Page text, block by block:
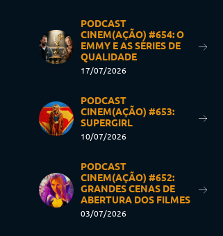
PODCAST
CINEM(AÇÃO) #654: O
EMMY E AS SÉRIES DE
QUALIDADE
17/07/2026
PODCAST
CINEM(AÇÃO) #653:
SUPERGIRL
10/07/2026
PODCAST
CINEM(AÇÃO) #652:
GRANDES CENAS DE
ABERTURA DOS FILMES
03/07/2026